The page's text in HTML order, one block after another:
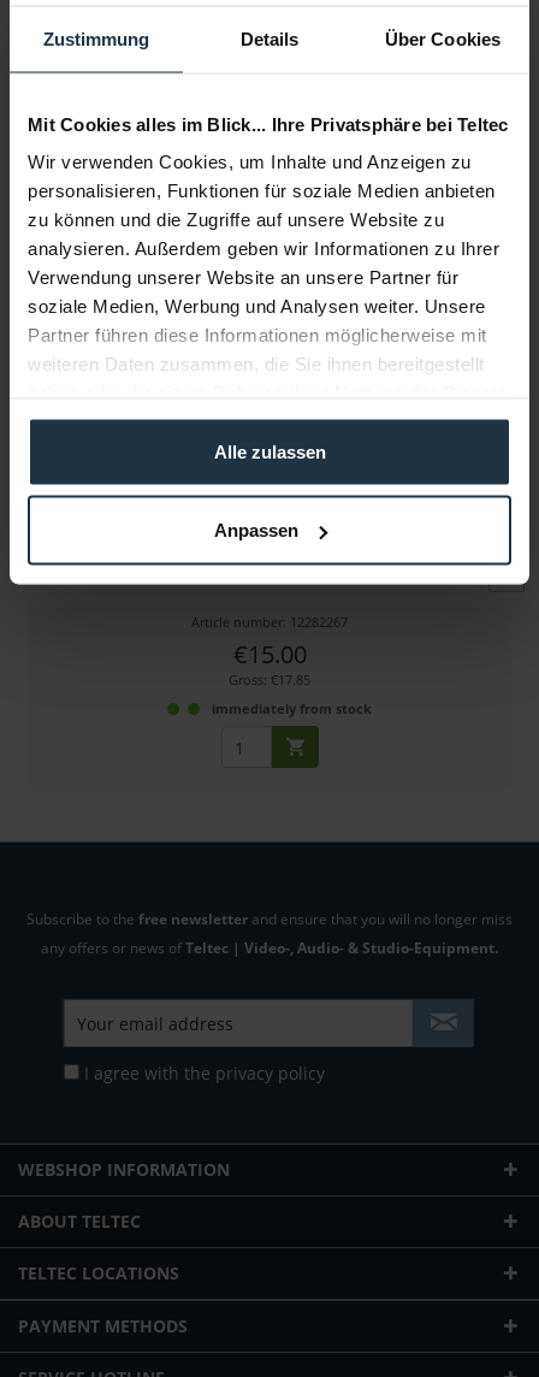
Zustimmung Details Über Cookies
Mit Cookies alles im Blick... Ihre Privatsphäre bei Teltec
Wir verwenden Cookies, um Inhalte und Anzeigen zu
personalisieren, Funktionen für soziale Medien anbieten
zu können und die Zugriffe auf unsere Website zu
analysieren. Außerdem geben wir Informationen zu Ihrer
Verwendung unserer Website an unsere Partner für
soziale Medien, Werbung und Analysen weiter. Unsere
Partner führen diese Informationen möglicherweise mit
weiteren Daten zusammen, die Sie ihnen bereitgestellt
gesammelt haben.
Alle zulassen
Anpassen
Manufacturer & Product Safety Information
Folgende Infos zum Hersteller sind verfübar...... more
More articles from +++ Film Pin Society +++ look at
hochwertiger Emaille-Ansteckpin
Article number: 12282267
€15.00
Gross: €17.85
immediately from stock
Subscribe to the free newsletter and ensure that you will no longer miss
any offers or news ofTeltec | Video-, Audio- & Studio-Equipment.
I agree with the privacy policy
WEBSHOP INFORMATION
ABOUT TELTEC
TELTEC LOCATIONS
PAYMENT METHODS